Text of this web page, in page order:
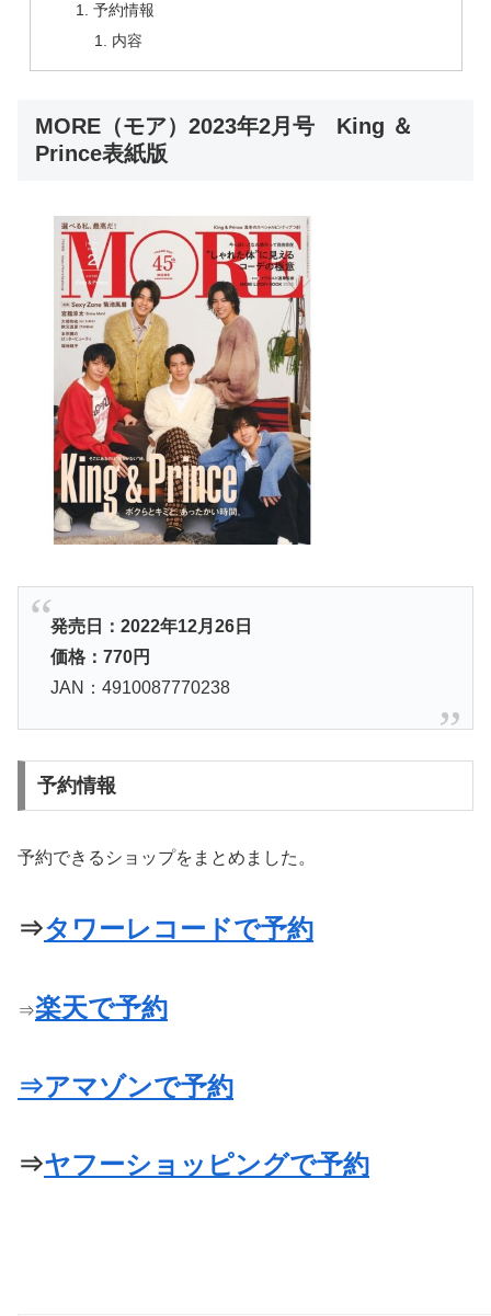
予約情報
内容
MORE（モア）2023年2月号 King ＆
Prince表紙版
発売日：2022年12月26日
価格：770円
JAN：4910087770238
予約情報
予約できるショップをまとめました。
⇒タワーレコードで予約
⇒楽天で予約
⇒アマゾンで予約
⇒ヤフーショッピングで予約